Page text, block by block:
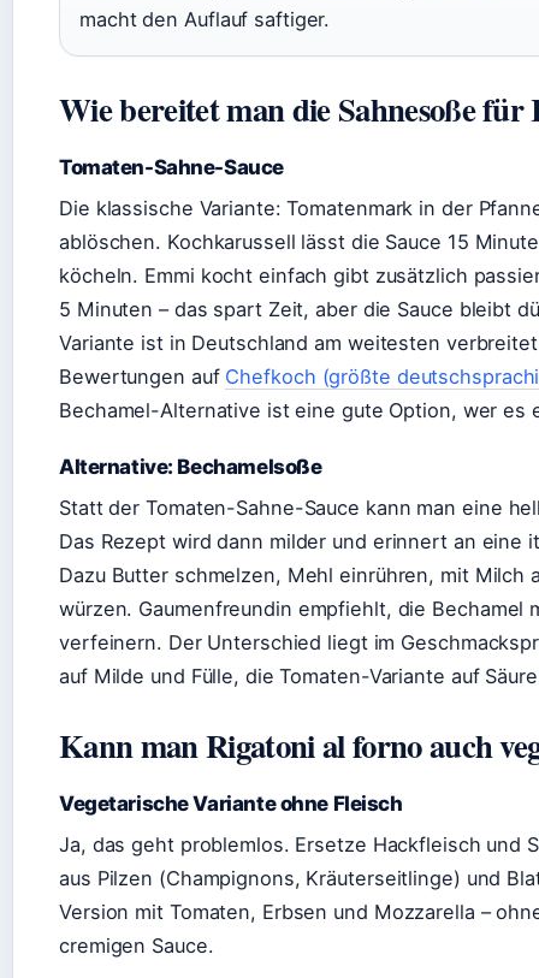
macht den Auflauf saftiger.
Wie bereitet man die Sahnesoße
Tomaten-Sahne-Sauce
Die klassische Variante: Tomatenmark in der
ablöschen. Kochkarussell lässt die Sauce 15
köcheln. Emmi kocht einfach gibt zusätzlich
5 Minuten – das spart Zeit, aber die Sauce bleibt
Variante ist in Deutschland am weitesten
Bewertungen auf Chefkoch (größte
Bechamel-Alternative ist eine gute Option, wer es
Alternative: Bechamelsoße
Statt der Tomaten-Sahne-Sauce kann man eine
Das Rezept wird dann milder und erinnert an eine
Dazu Butter schmelzen, Mehl einrühren, mit Milch
würzen. Gaumenfreundin empfiehlt, die Bechamel
verfeinern. Der Unterschied liegt im
auf Milde und Fülle, die Tomaten-Variante auf
Kann man Rigatoni al forno auch
Vegetarische Variante ohne Fleisch
Ja, das geht problemlos. Ersetze Hackfleisch und
aus Pilzen (Champignons, Kräuterseitlinge) und
Version mit Tomaten, Erbsen und Mozzarella –
cremigen Sauce.